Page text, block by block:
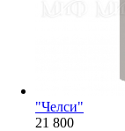
"Челси"
21 800